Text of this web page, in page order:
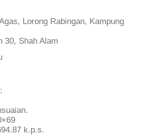
Lorong Rabingan, Kampung
30, Shah Alam
k.p.s.